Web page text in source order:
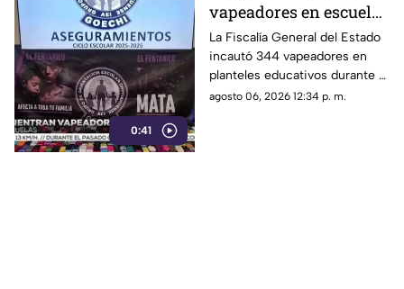
0:41
vapeadores en escuelas
de Chihuahua; detectan
dispositivo wax
La Fiscalía General del Estado
incautó 344 vapeadores en
planteles educativos durante el
ciclo escolar 2025-2026; 36
agosto 06, 2026 12:34 p. m.